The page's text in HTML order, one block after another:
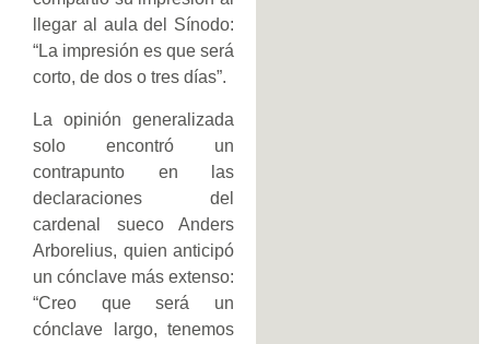
llegar al aula del Sínodo:
“La impresión es que será
corto, de dos o tres días”.
La opinión generalizada
solo encontró un
contrapunto en las
declaraciones del
cardenal sueco Anders
Arborelius, quien anticipó
un cónclave más extenso:
“Creo que será un
cónclave largo, tenemos